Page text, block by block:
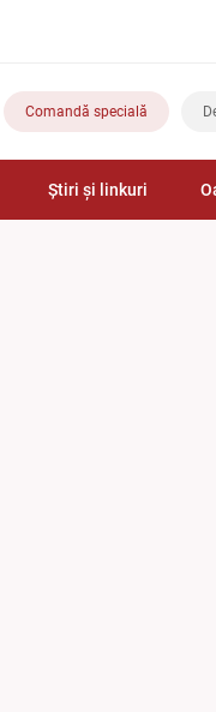
Comandă specială
Știri și linkuri